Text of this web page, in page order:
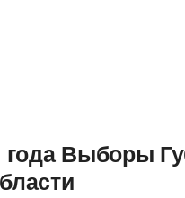
года Выборы